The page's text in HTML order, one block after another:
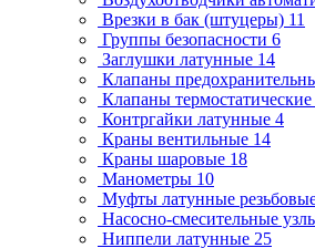
Врезки в бак (штуцеры) 11
Группы безопасности 6
Заглушки латунные 14
Клапаны
Клапаны термостатические
Контргайки латунные 4
Краны вентильные 14
Краны шаровые 18
Манометры 10
Муфты латунные
Насосно-смесительные
Ниппели латунные 25